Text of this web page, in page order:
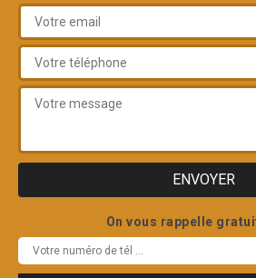
On vous rappelle